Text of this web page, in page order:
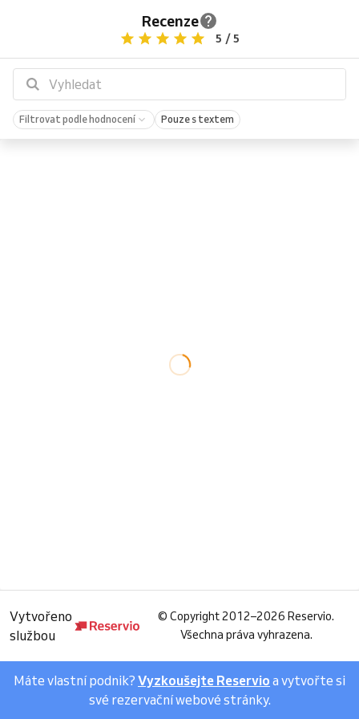
Recenze
5 / 5
Filtrovat podle hodnocení Pouze s textem
Vytvořeno
službou
© Copyright 2012–2026 Reservio.
Všechna práva vyhrazena.
Máte vlastní podnik? Vyzkoušejte Reservio a vytvořte si
své rezervační webové stránky.